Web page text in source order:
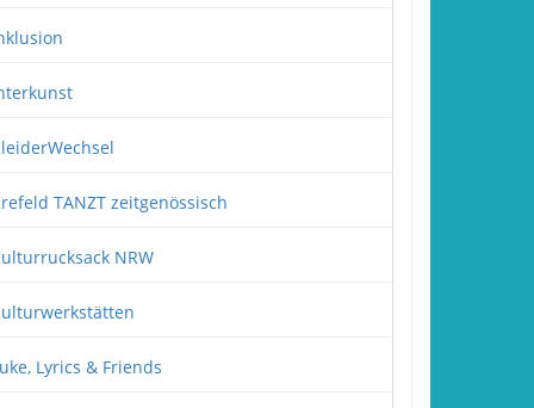
TANZT zeitgenössisch
NRW
Lyrics & Friends